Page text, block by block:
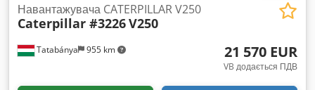
Tatabánya 955 km
Навантажувача CATERPILLAR V250
Caterpillar #3226V250
21 570 EUR
VB додається ПДВ